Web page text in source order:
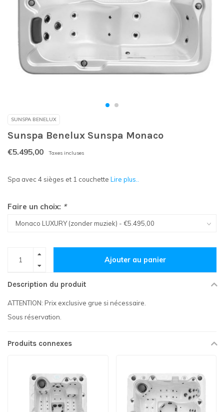
SUNSPA BENELUX
Sunspa Benelux Sunspa Monaco
€5.495,00 Taxes incluses
Spa avec 4 sièges et 1 couchette Lire plus..
Faire un choix: *
Ajouter au panier
Description du produit
ATTENTION: Prix exclusive grue si nécessaire.
Sous réservation.
Produits connexes